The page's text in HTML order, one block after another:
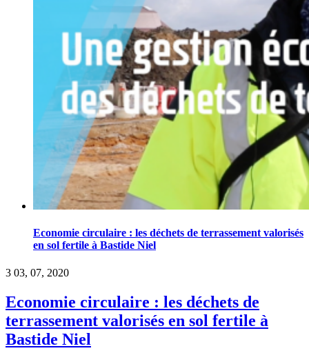
Economie circulaire : les déchets de terrassement valorisés
en sol fertile à Bastide Niel
3 03, 07, 2020
Economie circulaire : les déchets de
terrassement valorisés en sol fertile à
Bastide Niel